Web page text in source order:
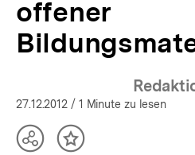
bpb.de
offener
27.12.2012 / 1 Minute zu lesen
TeilenInhalt